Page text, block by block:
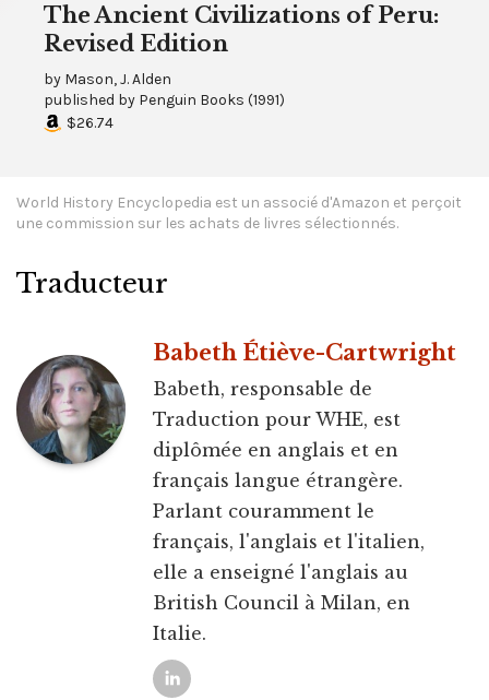
The Ancient Civilizations of Peru:
Revised Edition
by Mason, J. Alden
published by Penguin Books (1991)
$26.74
World History Encyclopedia est un associé d'Amazon et perçoit
une commission sur les achats de livres sélectionnés.
Traducteur
Babeth Étiève-Cartwright
Babeth, responsable de
Traduction pour WHE, est
diplômée en anglais et en
français langue étrangère.
Parlant couramment le
français, l'anglais et l'italien,
elle a enseigné l'anglais au
British Council à Milan, en
Italie.